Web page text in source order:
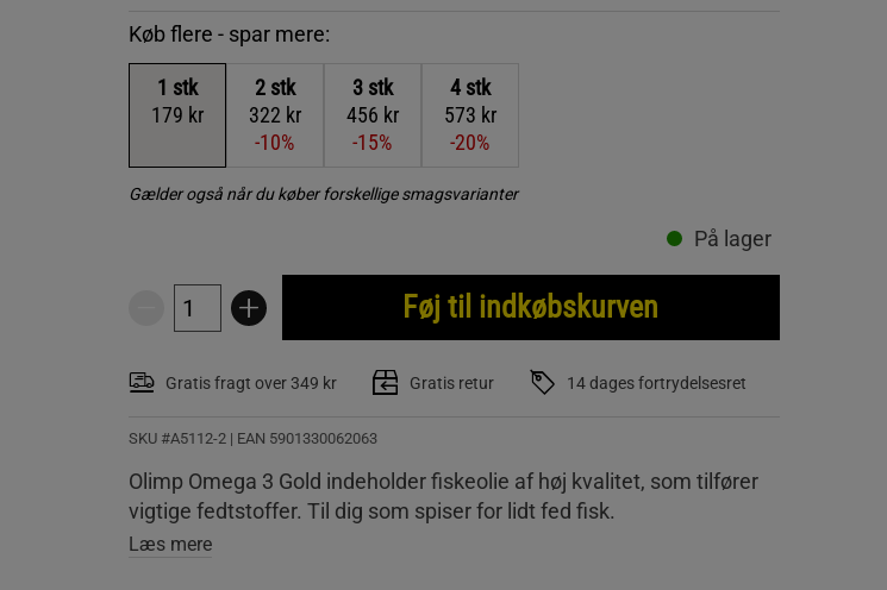
Køb flere - spar mere:
1 stk
179 kr
2stk
322 kr
-10%
3stk
456 kr
-15%
4stk
573 kr
-20%
Gælder også når du køber forskellige smagsvarianter
På lager
Føj til indkøbskurven
Gratis fragt over 349 kr Gratis retur 14 dages fortrydelsesret
SKU #A5112-2 | EAN 5901330062063
Olimp Omega 3 Gold indeholder fiskeolie af høj kvalitet, som tilfører
vigtige fedtstoffer. Til dig som spiser for lidt fed fisk.
Læs mere